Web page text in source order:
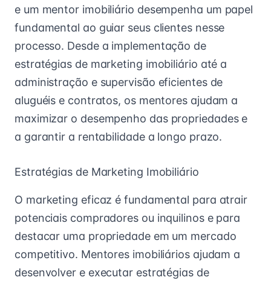
e um mentor imobiliário desempenha um papel
fundamental ao guiar seus clientes nesse
processo. Desde a implementação de
estratégias de marketing imobiliário até a
administração e supervisão eficientes de
aluguéis e contratos, os mentores ajudam a
maximizar o desempenho das propriedades e
a garantir a rentabilidade a longo prazo.
Estratégias de Marketing Imobiliário
O marketing eficaz é fundamental para atrair
potenciais compradores ou inquilinos e para
destacar uma propriedade em um mercado
competitivo. Mentores imobiliários ajudam a
desenvolver e executar estratégias de